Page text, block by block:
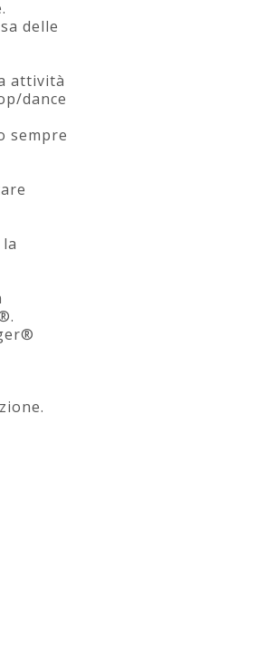
delle
attività
dance
sempre